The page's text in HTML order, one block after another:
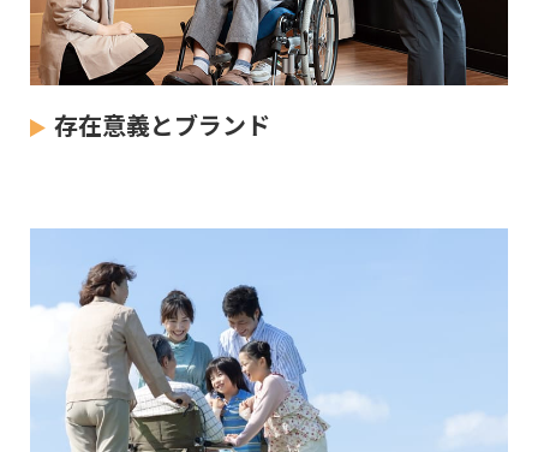
存在意義とブランド